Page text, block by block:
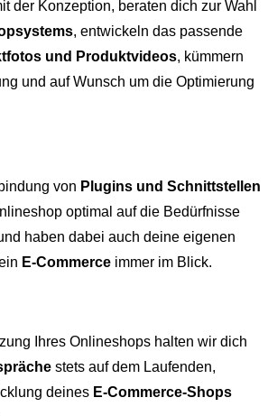
der Konzeption, beraten dich zur Wahl
, entwickeln das passende
und Produktvideos, kümmern
und auf Wunsch um die Optimierung
von Plugins und Schnittstellen
optimal auf die Bedürfnisse
haben dabei auch deine eigenen
E-Commerce immer im Blick.
Ihres Onlineshops halten wir dich
stets auf dem Laufenden,
deines E-Commerce-Shops